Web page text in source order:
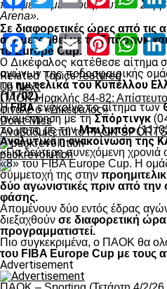
περιμένουμε όλους, αυτό το
Arena».
Facebook
Twitter
Email
Related Topics:featured
Up Next
ΠΑΟΚ-Ηρακλής 84-82: Απίστευτο
φινάλε ο «Δικέφαλος»
Don't Miss
Αναβαθμίζεται το PAOK
paokrevolution
Σε διαφορετικές ώρες από τις
αναμετρηθεί με τη Σπόρτινκ
το Europe Cup.
Ο Δικέφαλος κατέθεσε αίτημα
αγώνων της ποδοσφαιρικής
τα ημιτελικά του Κυπέλλου
(11/02).
ΗFIBAενέκρινε το αίτημα των
αναμέτρηση με τηΣπόρτινγκ
το ματς με τηνΜπιλμπάο(11/
Αναλυτικά η ανακοίνωση της
«Για δεύτερη συνεχόμενη
«8» του FIBA Europe Cup. H
συμμετοχή της στην
δύο αγωνιστικές πριν από
φάσης.
Απομένουν δύο εντός έδρας
διεξαχθούν σε διαφορετική
προγραμματιστεί.
Πιο συγκεκριμένα, ο ΠΑΟΚ θα
του FIBA Europe Cup με τους
Advertisement